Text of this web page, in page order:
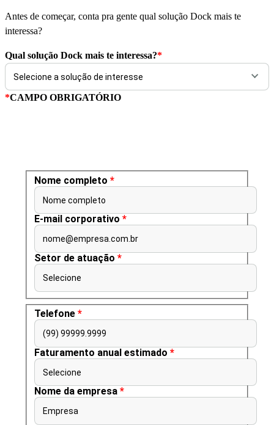
Antes de começar, conta pra gente qual solução Dock mais te
interessa?
Qual solução Dock mais te interessa?*
*CAMPO OBRIGATÓRIO
Nome completo *
Nome completo
E-mail corporativo *
nome@empresa.com.br
Setor de atuação *
Selecione
Telefone *
(99) 99999.9999
Faturamento anual estimado *
Selecione
Nome da empresa *
Empresa